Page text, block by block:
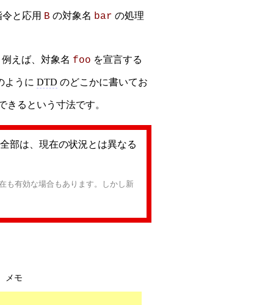
と応用 B の対象名 bar の処理
えば、対象名 foo を宣言する
ように DTD のどこかに書いてお
るという寸法です。
部は、現在の状況とは異なる
も有効な場合もあります。しかし新
メモ